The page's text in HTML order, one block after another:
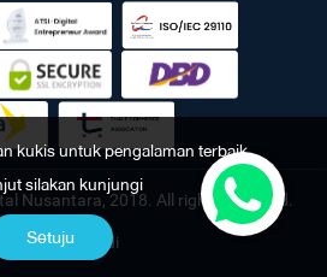
Nusantara, 2018. All rights reserved.
Pribadi
kukis untuk pengalaman terbaik
silakan kunjungi
Setuju